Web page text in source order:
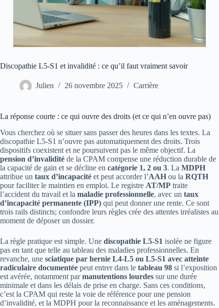
Discopathie L5-S1 et invalidité : ce qu’il faut vraiment savoir
Julien 26 novembre 2025 Carrière
La réponse courte : ce qui ouvre des droits (et ce qui n’en ouvre pas)
Vous cherchez où se situer sans passer des heures dans les textes. La
discopathie L5-S1 n’ouvre pas automatiquement des droits. Trois
dispositifs coexistent et ne poursuivent pas le même objectif. La
pension d’invalidité de la CPAM compense une réduction durable de
la capacité de gain et se décline en catégorie 1, 2 ou 3. La MDPH
attribue un taux d’incapacité et peut accorder l’AAH ou la RQTH
pour faciliter le maintien en emploi. Le registre AT/MP traite
l’accident du travail et la maladie professionnelle, avec un taux
d’incapacité permanente (IPP) qui peut donner une rente. Ce sont
trois rails distincts; confondre leurs règles crée des attentes irréalistes au
moment de déposer un dossier.
La règle pratique est simple. Une discopathie L5-S1 isolée ne figure
pas en tant que telle au tableau des maladies professionnelles. En
revanche, une sciatique par hernie L4-L5 ou L5-S1 avec atteinte
radiculaire documentée peut entrer dans le tableau 98 si l’exposition
est avérée, notamment parmanutentions lourdes sur une durée
minimale et dans les délais de prise en charge. Sans ces conditions,
c’est la CPAM qui reste la voie de référence pour une pension
d’invalidité, et la MDPH pour la reconnaissance et les aménagements.